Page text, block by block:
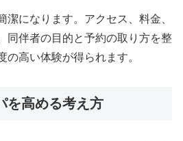
潔になります。アクセス、料金、
同伴者の目的と予約の取り方を整
の高い体験が得られます。
を高める考え方